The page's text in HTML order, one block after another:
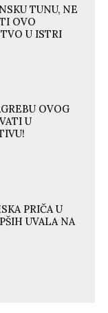
TUNU, NE
OVO
U ISTRI
OVOG
U
PRIČA U
UVALA NA